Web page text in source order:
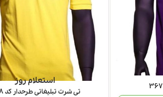
تی شرت تبلیغاتی طرحدار کد 368
استعلام روز